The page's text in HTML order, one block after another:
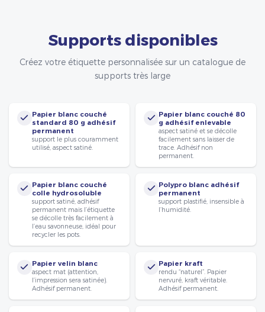
Supports disponibles
Créez votre étiquette personnalisée sur un catalogue de
supports très large
Papier blanc couché
standard 80 g adhésif
permanent
support le plus couramment
utilisé, aspect satiné.
Papier blanc couché 80
g adhésif enlevable
aspect satiné et se décolle
facilement sans laisser de
trace. Adhésif non
permanent.
Papier blanc couché
colle hydrosoluble
support satiné, adhésif
permanent mais l’étiquette
se décolle très facilement à
l’eau savonneuse, idéal pour
recycler les pots.
Polypro blanc adhésif
permanent
support plastifié, insensible à
l’humidité.
Papier velin blanc
aspect mat (attention,
l’impression sera satinée).
Adhésif permanent.
Papier kraft
rendu “naturel”. Papier
nervuré, kraft véritable.
Adhésif permanent.